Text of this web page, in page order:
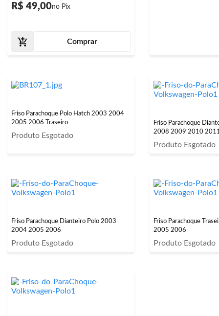
R$ 49,00
Comprar
Friso Parachoque Polo Hatch 2003 2004
2005 2006 Traseiro
Produto Esgotado
Friso Parachoque
2008 2009 2010
Produto Esgotado
Friso Parachoque Dianteiro Polo 2003
2004 2005 2006
Produto Esgotado
Friso Parachoque
2005 2006
Produto Esgotado